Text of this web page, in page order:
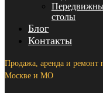
столы
Блог
Контакты
Продажа, аренда и ремонт
Москве и МО